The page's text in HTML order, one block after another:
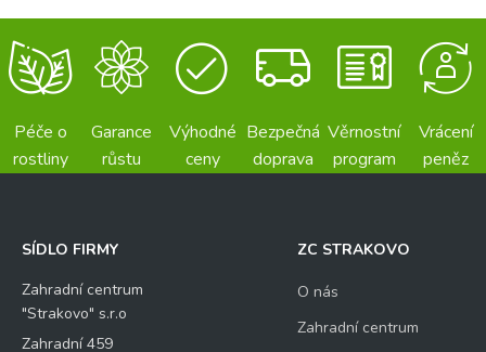
Péče o
rostliny
Garance
růstu
Výhodné
ceny
Bezpečná
doprava
Věrnostní
program
Vrácení
peněz
SÍDLO FIRMY
Zahradní centrum
"Strakovo" s.r.o
Zahradní 459
ZC STRAKOVO
O nás
Zahradní centrum